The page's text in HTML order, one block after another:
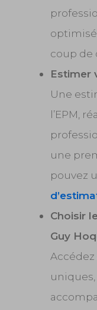
coup de
Estimer
Une
l’EPM,
une
pouvez
Choisir
Guy